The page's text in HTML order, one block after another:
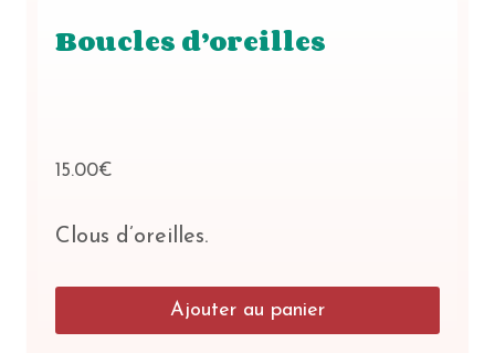
Boucles d’oreilles
15.00€
Clous d’oreilles.
Ajouter au panier